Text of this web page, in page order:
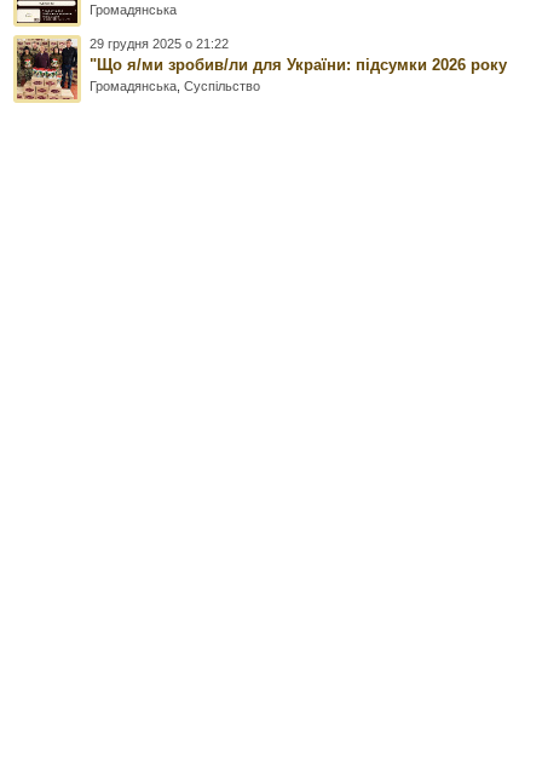
Громадянська
29 грудня 2025 о 21:22
"Що я/ми зробив/ли для України: підсумки 2026 року
Громадянська ,Суспільство